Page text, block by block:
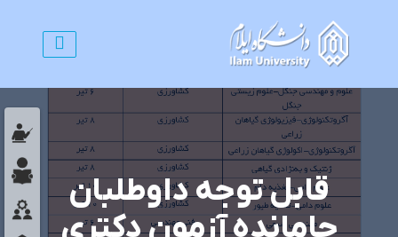
قابل توجه داوطلبان